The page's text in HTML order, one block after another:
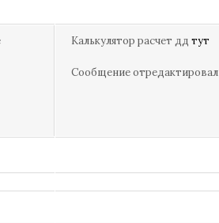
Калькулятор расчет дд тут
Сообщение отредактировал